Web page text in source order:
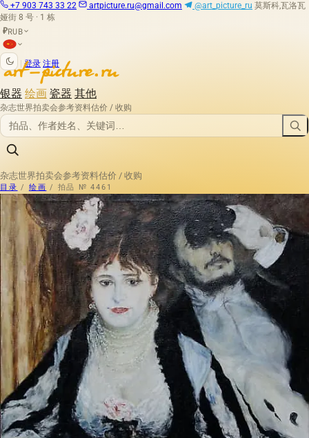
+7 903 743 33 22 artpicture.ru@gmail.com @art_picture_ru 莫斯科,瓦洛瓦
娅街 8 号 · 1 栋
₽RUB
登录 注册
银器 绘画 瓷器 其他
杂志世界拍卖会参考资料估价 / 收购
杂志世界拍卖会参考资料估价 / 收购
目录 / 绘画 / 拍品 № 4461